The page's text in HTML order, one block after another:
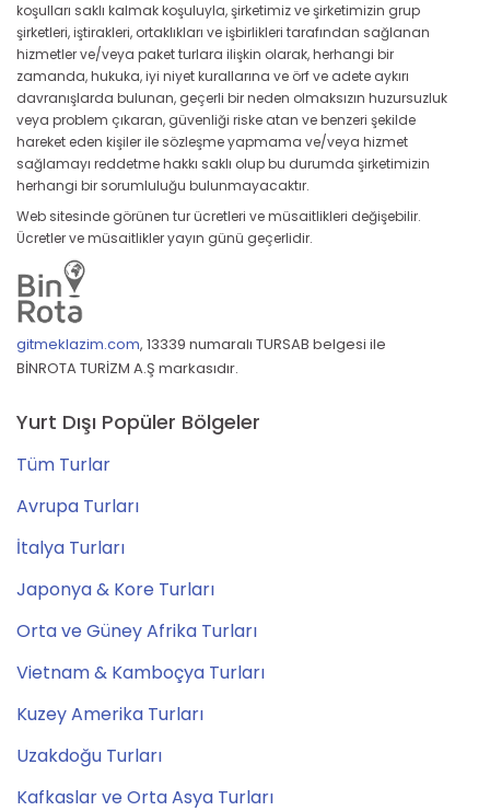
koşulları saklı kalmak koşuluyla, şirketimiz ve şirketimizin grup
şirketleri, iştirakleri, ortaklıkları ve işbirlikleri tarafından sağlanan
hizmetler ve/veya paket turlara ilişkin olarak, herhangi bir
zamanda, hukuka, iyi niyet kurallarına ve örf ve adete aykırı
davranışlarda bulunan, geçerli bir neden olmaksızın huzursuzluk
veya problem çıkaran, güvenliği riske atan ve benzeri şekilde
hareket eden kişiler ile sözleşme yapmama ve/veya hizmet
sağlamayı reddetme hakkı saklı olup bu durumda şirketimizin
herhangi bir sorumluluğu bulunmayacaktır.
Web sitesinde görünen tur ücretleri ve müsaitlikleri değişebilir.
Ücretler ve müsaitlikler yayın günü geçerlidir.
gitmeklazim.com, 13339 numaralı TURSAB belgesi ile
BİNROTA TURİZM A.Ş markasıdır.
Yurt Dışı Popüler Bölgeler
Tüm Turlar
Avrupa Turları
İtalya Turları
Japonya & Kore Turları
Orta ve Güney Afrika Turları
Vietnam & Kamboçya Turları
Kuzey Amerika Turları
Uzakdoğu Turları
Kafkaslar ve Orta Asya Turları